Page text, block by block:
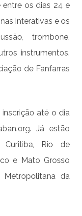
entre os dias 24 e
interativas e os
trombone,
instrumentos.
de Fanfarras
até o dia
. Já estão
Curitiba, Rio de
e Mato Grosso
da